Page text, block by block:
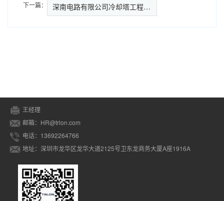
下一篇： 深南电路有限公司冷却塔工程案例
王经理
邮箱：HR@trlon.com
电话：13692264766
地址：深圳市龙华区龙华大道2125号卫东龙商务大厦A座1916A